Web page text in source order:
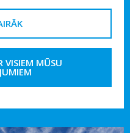
VISIEM MŪSU